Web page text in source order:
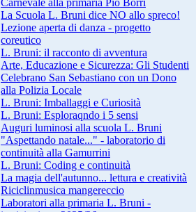
Carnevale alla primaria Pio Borri
La Scuola L. Bruni dice NO allo spreco!
Lezione aperta di danza - progetto
coreutico
L. Bruni: il racconto di avventura
Arte, Educazione e Sicurezza: Gli Studenti
Celebrano San Sebastiano con un Dono
alla Polizia Locale
L. Bruni: Imballaggi e Curiosità
L. Bruni: Esploraqndo i 5 sensi
Auguri luminosi alla scuola L. Bruni
"Aspettando natale..." - laboratorio di
continuità alla Gamurrini
L. Bruni: Coding e continuità
La magia dell'autunno... lettura e creatività
Riciclinmusica mangereccio
Laboratori alla primaria L. Bruni -